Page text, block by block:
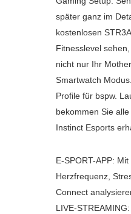
später ganz im
kostenlosen
Fitnesslevel
nicht nur Ihr
Smartwatch
Profile für bspw.
bekommen Sie
Instinct Esports
E-SPORT-APP:
Herzfrequenz,
Connect
LIVE-